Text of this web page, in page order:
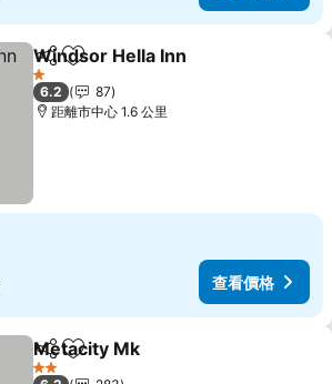
分享 放到收藏夾
Windsor Hella Inn
1 星級
6.2
87
距離市中心 1.6 公里
查看價格
分享 放到收藏夾
Metacity Mk
2 星級